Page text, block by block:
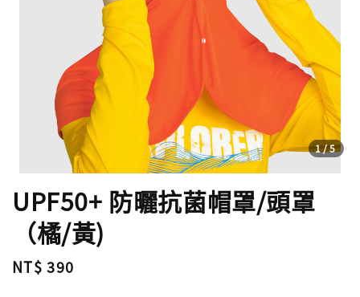
1/5
UPF50+ 防曬抗菌帽罩/頭罩
（橘/黃)
Regular
NT$ 390